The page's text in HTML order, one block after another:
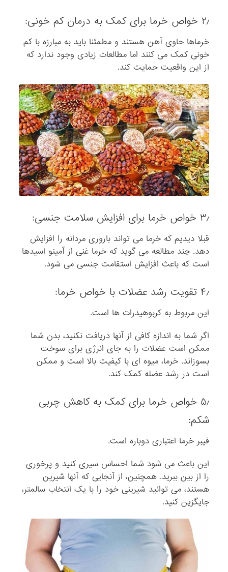
۲٫ خواص خرما برای کمک به درمان کم خونی:
خرماها حاوی آهن هستند و مطمئنا باید به مبارزه با کم
خونی کمک می کنند اما مطالعات زیادی وجود ندارد که
از این واقعیت حمایت کند.
۳٫ خواص خرما برای افزایش سلامت جنسی:
قبلا دیدیم که خرما می تواند باروری مردانه را افزایش
دهد. چند مطالعه می گوید که خرما غنی از آمینو اسیدها
است که باعث افزایش استقامت جنسی می شود.
۴٫ تقویت رشد عضلات با خواص خرما:
این مربوط به کربوهیدرات ها است.
اگر شما به اندازه کافی از آنها دریافت نکنید، بدن شما
ممکن است عضلات را به جای انرژی برای سوخت
بسوزاند. خرما، میوه ای با کیفیت بالا است و ممکن
است در رشد عضله کمک کند.
۵٫ خواص خرما برای کمک به کاهش چربی
شکم:
فیبر خرما اعتباری دوباره است.
این باعث می شود شما احساس سیری کنید و پرخوری
را از بین ببرید. همچنین، از آنجایی که آنها شیرین
هستند، می توانید شیرینی خود را با یک انتخاب سالمتر،
جایگزین کنید.